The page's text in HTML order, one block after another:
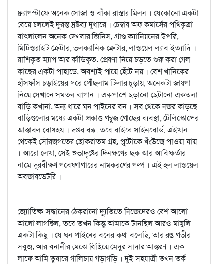
ফ্ল্যাগস্টাফে অনেক সোজা ও বাঁকা রাস্তার মিলন । যেকোনো একটা
বেয়ে চললেই দুরন্ত দ্রষ্টব্য দুধারে । চেম্বার অফ কমার্সের পথিকৃত্রা
বাত্লালেন অনেক দেখবার জিনিস, গ্রাণ্ড ক্যানিয়নের উপরি,
মিটিওরাইট ক্রেটার, ভলক্যানিক ক্রেটার, লাওয়েল ল্যাব ইত্যাদি ।
রাশিকৃত ম্যাপ আর কাঁডিকৃত. প্রেরণা নিয়ে চড়তে শুরু করা গেল
কাছের একটা পাহাড়ে, অবশ্যই পায়ে হেঁটে নয় । বেশ খানিকের
হাঁসফাঁস চড়াইয়ের পরে পৌঁছলাম টিলার চূড়ায়, অনেকটা জায়গা
নিয়ে সেখানে সমতল বাগান । একপাশে ছড়ানো ছেটানো একতলা
বাড়ি কখানা, অন্য ধারে ঘন পাইনের বন । সব থেকে নজর কাড়ছে
বাড়িগুলোর মধ্যে একটা প্রকাণ্ড গম্বুজ গোছের ব্যবস্থা, টেলিস্কোপের
আস্তাবল বোধহয় । দপ্তর বন্ধ, তবে বাইরে সাইনবোর্ড, এইখান
থেকেই সৌরজগতের ছোকরাতম গ্রহ, প্লুটোকে খঁংউজে পাওয়া যায়
। আরো লেখা, সেই শুভাদৃষ্টের দিনক্ষণের ছক আর আবিষ্কর্তার
নামে দূরবীক্ষণ গবেষণাগারের নামকরণের গল্প । এই হল লাওয়েল
অবজারভেটরি ।
জ্যোতিষ্ক-সন্ধানের ঠেকরানো দ্যুতিতে নিজেদেরও বেশ আলো
আলো লাগছিল, তবে তখন কিন্তু আমাকে টানছিল আরও মামুলি
একটা কিছু । যে ঘন পাইনের বনের কথা বলেছি, তার রঙ গভীর
সবুজ, আর বনানীর মেঝে বিছিয়ে মেদুর সাদার আস্তরণ । এক
লাফে আমি তুষারে গালিচায় গড়াগড়ি । দুই সহযাত্রী তখন তর্ক